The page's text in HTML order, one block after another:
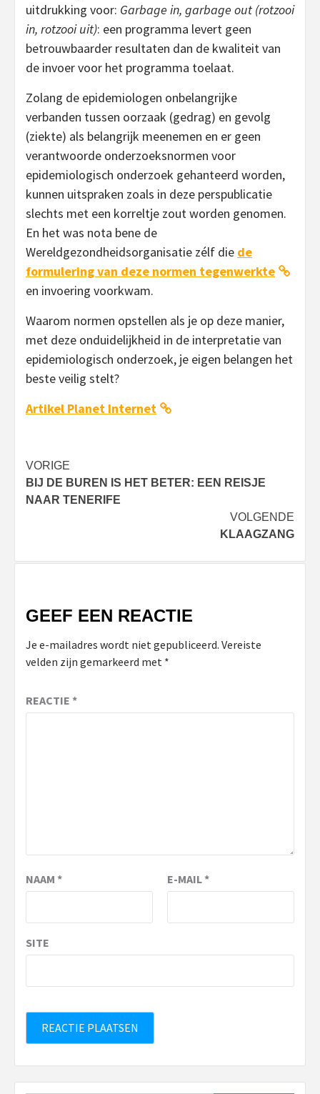
uitdrukking voor: Garbage in, garbage out (rotzooi
in, rotzooi uit): een programma levert geen
betrouwbaarder resultaten dan de kwaliteit van
de invoer voor het programma toelaat.
Zolang de epidemiologen onbelangrijke
verbanden tussen oorzaak (gedrag) en gevolg
(ziekte) als belangrijk meenemen en er geen
verantwoorde onderzoeksnormen voor
epidemiologisch onderzoek gehanteerd worden,
kunnen uitspraken zoals in deze perspublicatie
slechts met een korreltje zout worden genomen.
En het was nota bene de
Wereldgezondheidsorganisatie zélf die de
formulering van deze normen tegenwerkte
en invoering voorkwam.
Waarom normen opstellen als je op deze manier,
met deze onduidelijkheid in de interpretatie van
epidemiologisch onderzoek, je eigen belangen het
beste veilig stelt?
Artikel Planet Internet
Bericht
navigatie
VORIGE
BIJ DE BUREN IS HET BETER: EEN REISJE
NAAR TENERIFE
VOLGENDE
KLAAGZANG
GEEF EEN REACTIE
Je e-mailadres wordt niet gepubliceerd. Vereiste
velden zijn gemarkeerd met *
REACTIE *
NAAM * E-MAIL*
SITE